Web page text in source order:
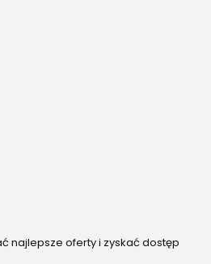
najlepsze oferty i zyskać dostęp